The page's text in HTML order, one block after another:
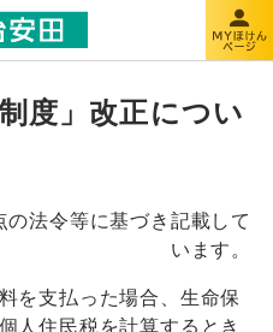
度」改正につい
法令等に基づき記載して
います。
を支払った場合、生命保
人住民税を計算するとき